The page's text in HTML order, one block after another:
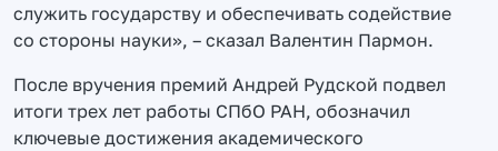
служить государству и обеспечивать содействие
со стороны науки», – сказал Валентин Пармон.
После вручения премий Андрей Рудской подвел
итоги трех лет работы СПбО РАН, обозначил
ключевые достижения академического